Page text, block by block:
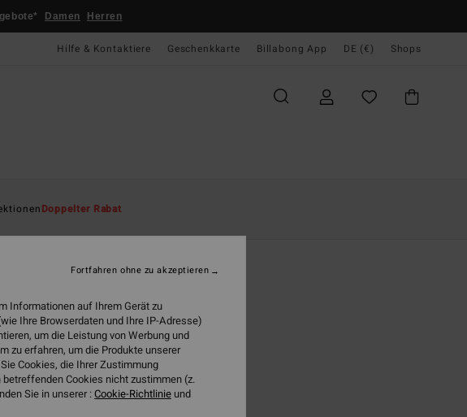
Damen Herren
Hilfe & Kontaktiere Geschenkkarte Billabong App DE (€) Shops
Doppelter Rabat
Days End Drs
79,95 €
DOPPELTER RABATT EXTRA 25%
FarbeBlack Sands
Informationen auf Ihrem Gerät zu
Ihre Browserdaten und Ihre IP-Adresse)
um die Leistung von Werbung und
zu erfahren, um die Produkte unserer
Cookies, die Ihrer Zustimmung
Cookies nicht zustimmen (z.
Sie in unserer :Cookie-Richtlinie und
Fortfahren ohne zu akzeptieren